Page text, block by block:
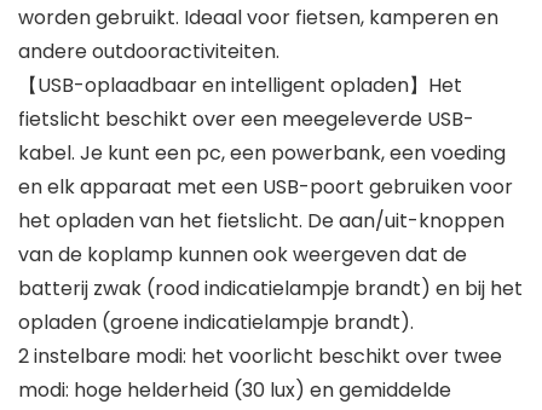
worden gebruikt. Ideaal voor fietsen, kamperen en
andere outdooractiviteiten.
【USB-oplaadbaar en intelligent opladen】Het
fietslicht beschikt over een meegeleverde USB-
kabel. Je kunt een pc, een powerbank, een voeding
en elk apparaat met een USB-poort gebruiken voor
het opladen van het fietslicht. De aan/uit-knoppen
van de koplamp kunnen ook weergeven dat de
batterij zwak (rood indicatielampje brandt) en bij het
opladen (groene indicatielampje brandt).
2 instelbare modi: het voorlicht beschikt over twee
modi: hoge helderheid (30 lux) en gemiddelde